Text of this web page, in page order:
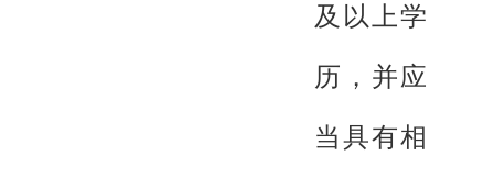
及以上学
历，并应
当具有相